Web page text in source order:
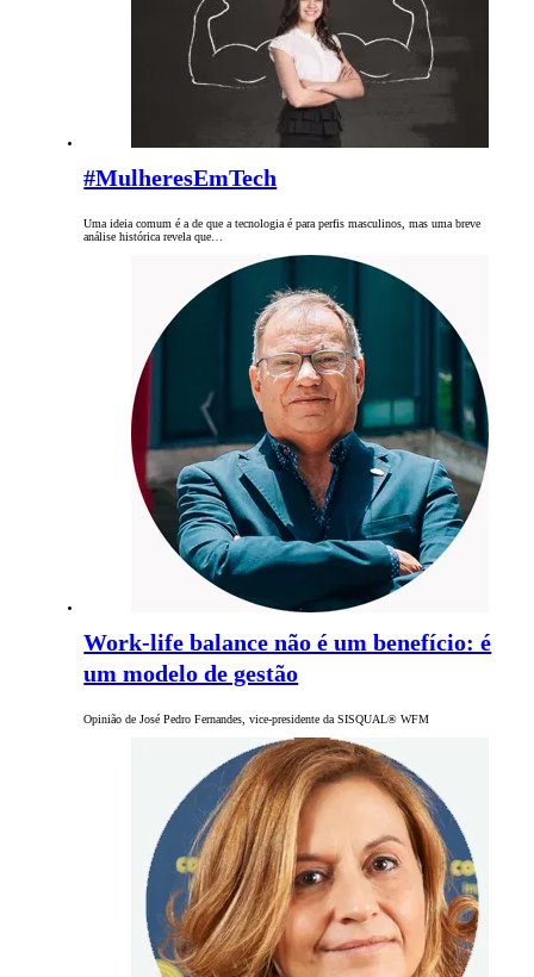
#MulheresEmTech
Uma ideia comum é a de que a tecnologia é para perfis masculinos, mas uma breve
análise histórica revela que…
Work-life balance não é um benefício: é
um modelo de gestão
Opinião de José Pedro Fernandes, vice-presidente da SISQUAL® WFM